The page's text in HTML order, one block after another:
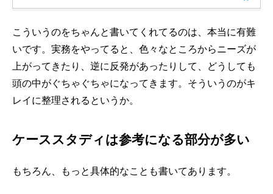
こういうのをちゃんと書いてくれてるのは、本当に有難
いです。実務をやってると、色々なところからニーズが
上がってきたり、逆に反発があったりして、どうしても
頭の中がぐちゃぐちゃになってきます。そういうのがキ
レイに整理されるというか。
ケーススタディは参考になる部分が多い
もちろん、もっと具体的なことも書いてあります。